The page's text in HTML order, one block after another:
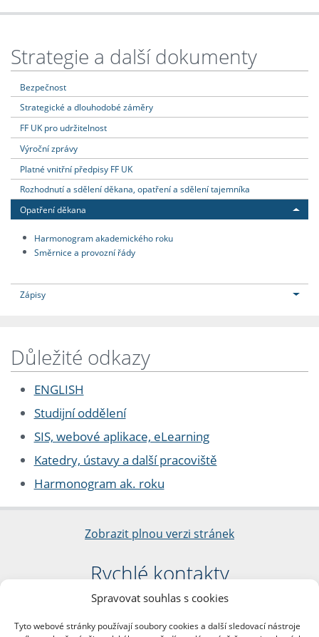
Spravovat souhlas s cookies
Tyto webové stránky používají soubory cookies a další sledovací nástroje
Strategie a další dokumenty
Bezpečnost
Strategické a dlouhodobé záměry
FF UK pro udržitelnost
Výroční zprávy
Platné vnitřní předpisy FF UK
Rozhodnutí a sdělení děkana, opatření a sdělení tajemníka
Opatření děkana
Harmonogram akademického roku
Směrnice a provozní řády
Zápisy
Důležité odkazy
ENGLISH
Studijní oddělení
SIS, webové aplikace, eLearning
Katedry, ústavy a další pracoviště
Harmonogram ak. roku
Zobrazit plnou verzi stránek
Rychlé kontakty
Filozofická fakulta
nám. Jana Palacha 1/2